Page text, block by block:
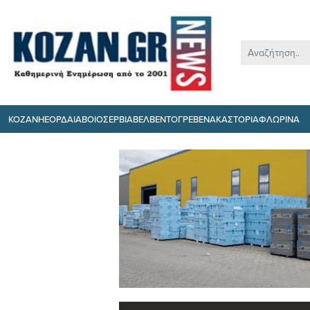
ΚΟΖΑΝΗΕΟΡΔΑΙΑΒΟΙΟΣΕΡΒΙΑΒΕΛΒΕΝΤΟΓΡΕΒΕΝΑΚΑΣΤΟΡΙΑΦΛΩΡΙΝΑ